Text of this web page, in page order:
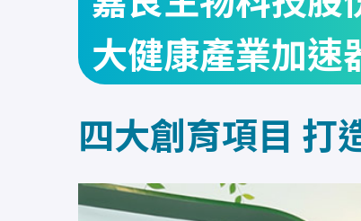
大健康產業加速
四大創育項目 打